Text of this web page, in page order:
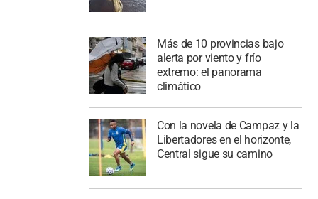
Más de 10 provincias bajo
alerta por viento y frío
extremo: el panorama
climático
Con la novela de Campaz y la
Libertadores en el horizonte,
Central sigue su camino